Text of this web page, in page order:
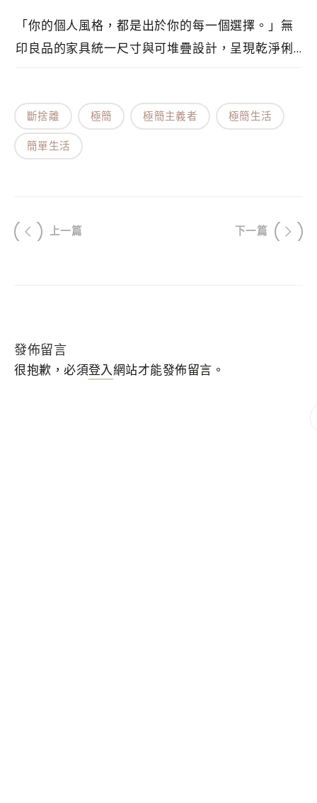
「你的個人風格，都是出於你的每一個選擇。」無
印良品的家具統一尺寸與可堆疊設計，呈現乾淨俐
的極簡設計。回過頭看，才發現家中有不少無印良
品的商品，也在想可以寫一篇文章來分享。
斷捨離 極簡 極簡主義者 極簡生活
簡單生活
上一篇 下一篇
發佈留言
很抱歉，必須登入網站才能發佈留言。